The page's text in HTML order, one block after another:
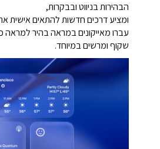
הבהירות בניווט ובבקרות,
ומציע דרכים חדשות להתאים אישית
עברו מאייקונים במראה בהיר
שקוף ומרשים במיוחד.